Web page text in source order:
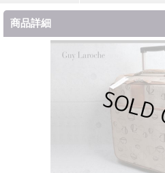
商品詳細